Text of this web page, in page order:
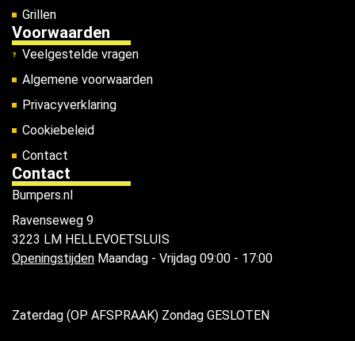
Grillen
Voorwaarden
Veelgestelde vragen
Algemene voorwaarden
Privacyverklaring
Cookiebeleid
Contact
Contact
Bumpers.nl
Ravenseweg 9
3223 LM HELLEVOETSLUIS
Openingstijden Maandag - Vrijdag 09:00 - 17:00
Zaterdag (OP AFSPRAAK) Zondag GESLOTEN